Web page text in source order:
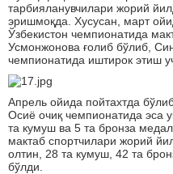
тарбияланувчилари жорий
эришмоқда. Хусусан, март
Ўзбекистон чемпионатида
Усмонжонова ғолиб бўлиб,
чемпионатида иштирок этиш
Апрель ойида пойтахтда
Осиё очиқ чемпионатида эса
та кумуш ва 5 та бронза
мактаб спортчилари жорий
олтин, 28 та кумуш, 42 та
бўлди.